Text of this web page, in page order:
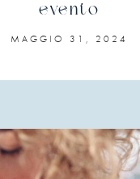
evento
MAGGIO 31, 2024